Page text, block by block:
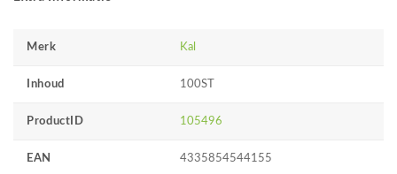
Merk Kal
Inhoud 100ST
ProductID 105496
EAN 4335854544155